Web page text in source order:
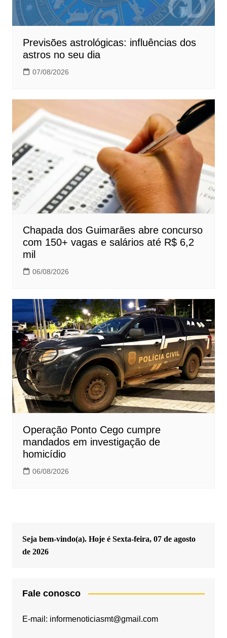
Previsões astrológicas: influências dos
astros no seu dia
07/08/2026
Chapada dos Guimarães abre concurso
com 150+ vagas e salários até R$ 6,2
mil
06/08/2026
Operação Ponto Cego cumpre
mandados em investigação de
homicídio
06/08/2026
Seja bem-vindo(a). Hoje é Sexta-feira, 07 de agosto
de 2026
Fale conosco
E-mail: informenoticiasmt@gmail.com